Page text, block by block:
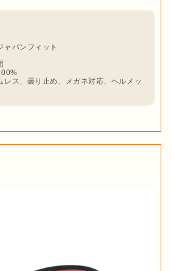
ャパンフィット
レス、曇り止め、メガネ対応、ヘルメッ